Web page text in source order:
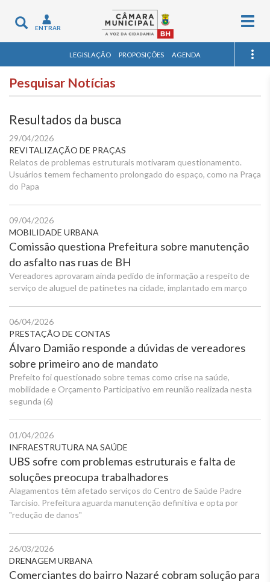
Toggle
navigation
ENTRAR
LEGISLAÇÃO PROPOSIÇÕES AGENDA
Pesquisar Notícias
Resultados da busca
29/04/2026
REVITALIZAÇÃO DE PRAÇAS
Relatos de problemas estruturais motivaram questionamento.
Usuários temem fechamento prolongado do espaço, como na Praça
do Papa
09/04/2026
MOBILIDADE URBANA
Comissão questiona Prefeitura sobre manutenção
do asfalto nas ruas de BH
Vereadores aprovaram ainda pedido de informação a respeito de
serviço de aluguel de patinetes na cidade, implantado em março
06/04/2026
PRESTAÇÃO DE CONTAS
Álvaro Damião responde a dúvidas de vereadores
sobre primeiro ano de mandato
Prefeito foi questionado sobre temas como crise na saúde,
mobilidade e Orçamento Participativo em reunião realizada nesta
segunda (6)
01/04/2026
INFRAESTRUTURA NA SAÚDE
UBS sofre com problemas estruturais e falta de
soluções preocupa trabalhadores
Alagamentos têm afetado serviços do Centro de Saúde Padre
Tarcísio. Prefeitura aguarda manutenção definitiva e opta por
"redução de danos"
26/03/2026
DRENAGEM URBANA
Comerciantes do bairro Nazaré cobram solução para